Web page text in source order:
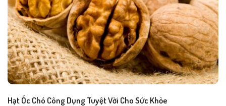
Hạt Óc Chó Công Dụng Tuyệt Vời Cho Sức Khỏe